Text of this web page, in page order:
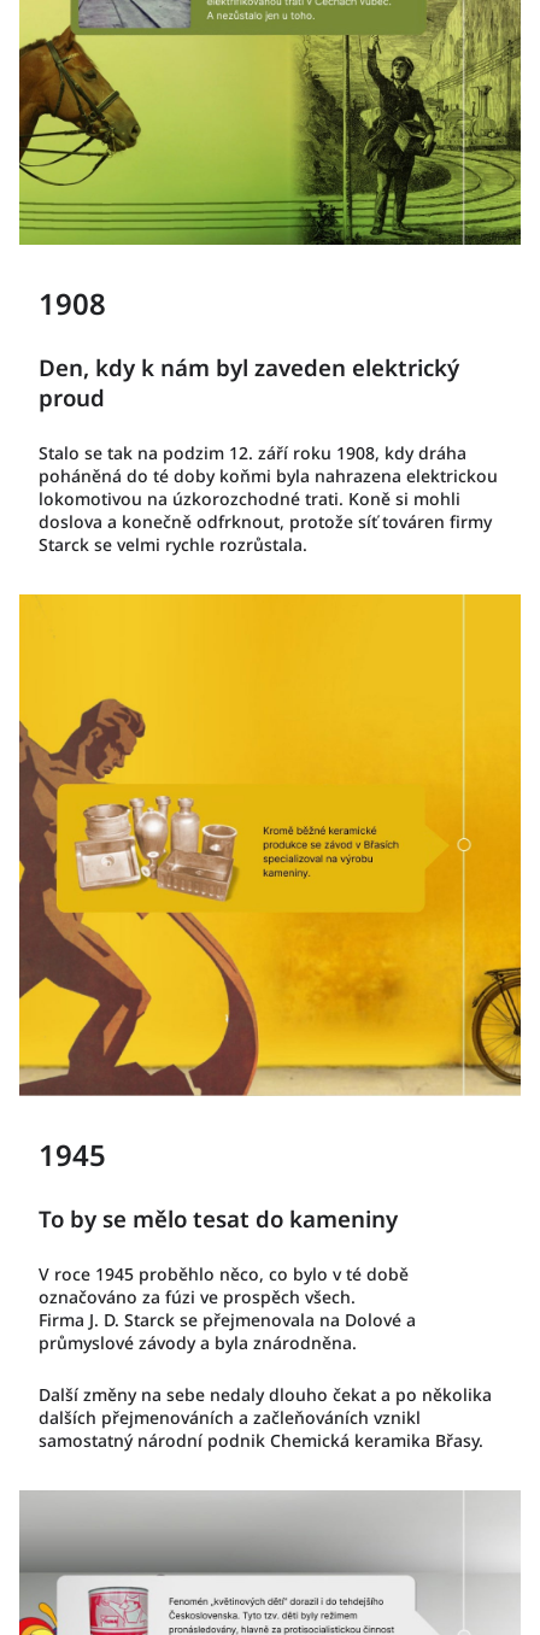
1908
Den, kdy k nám byl zaveden elektrický
proud
Stalo se tak na podzim 12. září roku 1908, kdy dráha
poháněná do té doby koňmi byla nahrazena elektrickou
lokomotivou na úzkorozchodné trati. Koně si mohli
doslova a konečně odfrknout, protože síť továren firmy
Starck se velmi rychle rozrůstala.
1945
To by se mělo tesat do kameniny
V roce 1945 proběhlo něco, co bylo v té době
označováno za fúzi ve prospěch všech.
Firma J. D. Starck se přejmenovala na Dolové a
průmyslové závody a byla znárodněna.
Další změny na sebe nedaly dlouho čekat a po několika
dalších přejmenováních a začleňováních vznikl
samostatný národní podnik Chemická keramika Břasy.